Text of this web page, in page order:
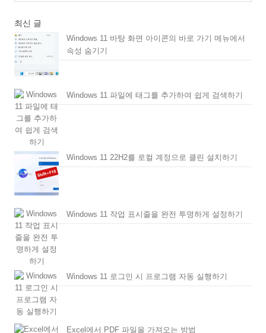
최신 글
Windows 11 바탕 화면 아이콘의 바로 가기 메뉴에서
속성 숨기기
Windows 11 파일에 태그를 추가하여 쉽게 검색하기
Windows 11 22H2를 로컬 계정으로 클린 설치하기
Windows 11 작업 표시줄을 완전 투명하게 설정하기
Windows 11 로그인 시 프로그램 자동 실행하기
Excel에서 PDF 파일을 가져오는 방법